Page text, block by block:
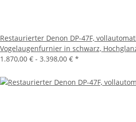
Restaurierter Denon DP-47F,
Vogelaugenfurnier in schwarz,
1.870,00 € - 3.398,00 € *